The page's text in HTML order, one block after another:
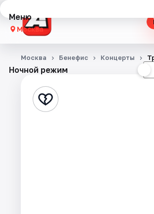
Меню
Москва
Концерты
Стендап
Ночной режим
Москва Бенефис Концерты